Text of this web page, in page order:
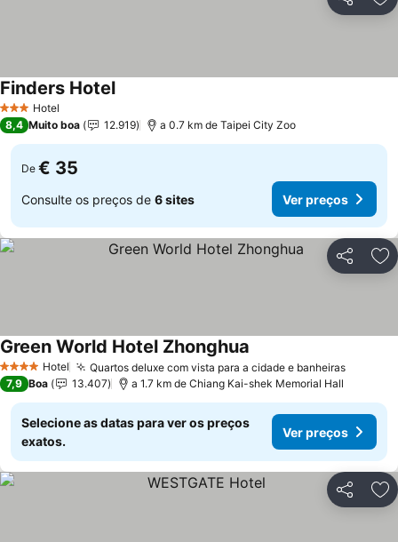
Partilhar
3 EstrelasHotel
Finders HotelVer preços
8,4 Muito boa 12.919 a 0.7 km de Taipei City Zoo
De € 35
Consulte os preços de 6 sites Ver preços
Partilhar
4 EstrelasHotel Quartos deluxe com vista para a cidade e banheirasVer
Green World Hotel Zhonghua
7,9 Boa 13.407 a 1.7 km de Chiang Kai-shek Memorial Hall
Selecione as datas para ver os preços
exatos.
Ver preços
Partilhar